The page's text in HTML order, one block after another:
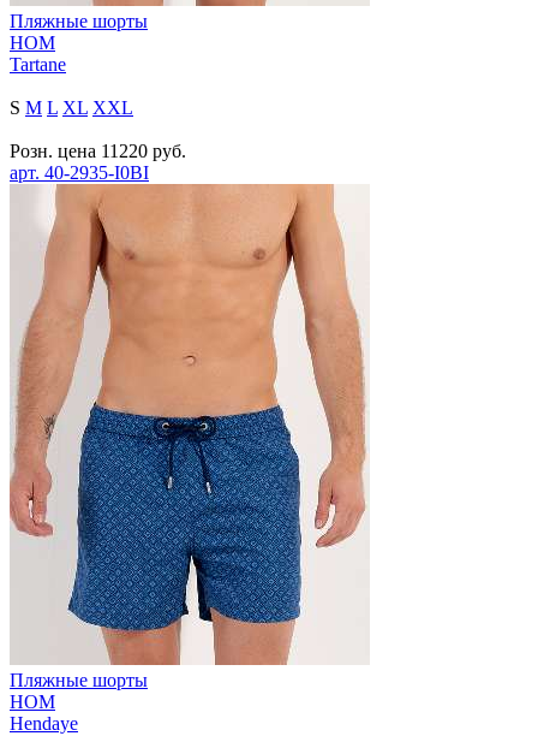
Пляжные шорты
HOM
Tartane
S M L XL XXL
Розн. цена 11220 руб.
арт. 40-2935-I0BI
Пляжные шорты
HOM
Hendaye